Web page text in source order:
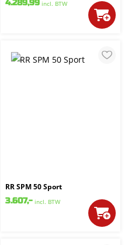
4.289,99 incl. BTW
RR SPM 50 Sport
3.607,- incl. BTW